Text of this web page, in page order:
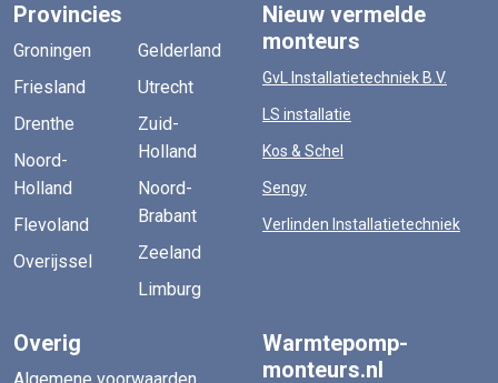
Provincies
Groningen
Friesland
Drenthe
Noord-
Holland
Flevoland
Overijssel
Gelderland
Utrecht
Zuid-
Holland
Noord-
Brabant
Zeeland
Limburg
Nieuw vermelde
monteurs
GvL Installatietechniek B.V.
LS installatie
Kos & Schel
Sengy
Verlinden Installatietechniek
Overig
Warmtepomp-
monteurs.nl